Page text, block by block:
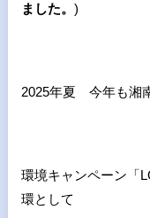
ました。 ) 葉
2025年夏 今年も湘
環境キャンペーン「
環として